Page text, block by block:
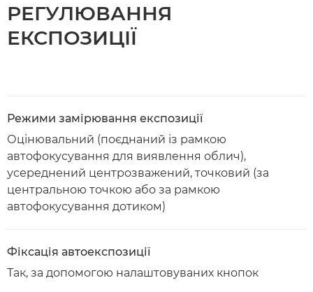
РЕГУЛЮВАННЯ
ЕКСПОЗИЦІЇ
Режими замірювання експозиції
Оцінювальний (поєднаний із рамкою
автофокусування для виявлення облич),
усереднений центрозважений, точковий (за
центральною точкою або за рамкою
автофокусування дотиком)
Фіксація автоекспозиції
Так, за допомогою налаштовуваних кнопок